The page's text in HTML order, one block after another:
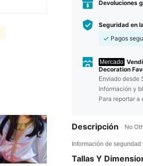
Devoluciones
Seguridad en
Pagos
Mercado
Decoration
Enviado desde
Información y
Para reportar a
Descripción No
Información de seguridad
Tallas Y4,90